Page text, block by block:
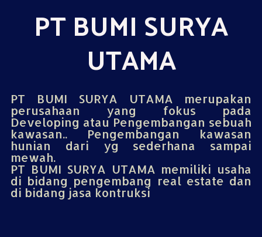
PT BUMI SURYA
UTAMA
PT BUMI SURYA UTAMA merupakan
perusahaan yang fokus pada
Developing atau Pengembangan sebuah
kawasan.. Pengembangan kawasan
hunian dari yg sederhana sampai
mewah.
PT BUMI SURYA UTAMA memiliki usaha
di bidang pengembang real estate dan
di bidang jasa kontruksi